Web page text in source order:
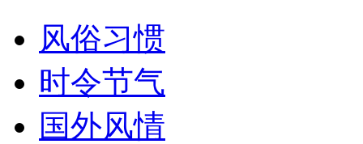
风俗习惯
时令节气
国外风情